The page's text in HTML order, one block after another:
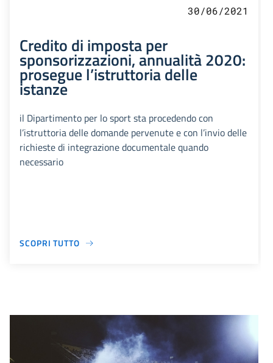
30/06/2021
Credito di imposta per
sponsorizzazioni, annualità 2020:
prosegue l’istruttoria delle
istanze
il Dipartimento per lo sport sta procedendo con
l’istruttoria delle domande pervenute e con l’invio delle
richieste di integrazione documentale quando
necessario
SCOPRI TUTTO